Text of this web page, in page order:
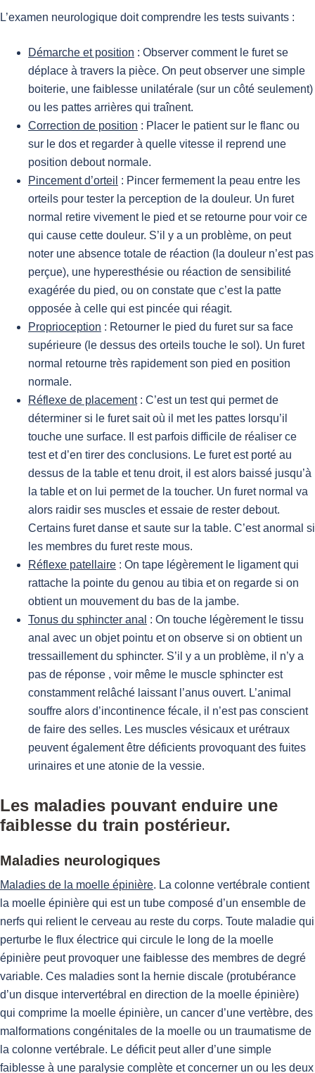
L’examen neurologique doit comprendre les tests suivants :
Démarche et position : Observer comment le furet se
déplace à travers la pièce. On peut observer une simple
boiterie, une faiblesse unilatérale (sur un côté seulement)
ou les pattes arrières qui traînent.
Correction de position : Placer le patient sur le flanc ou
sur le dos et regarder à quelle vitesse il reprend une
position debout normale.
Pincement d’orteil : Pincer fermement la peau entre les
orteils pour tester la perception de la douleur. Un furet
normal retire vivement le pied et se retourne pour voir ce
qui cause cette douleur. S’il y a un problème, on peut
noter une absence totale de réaction (la douleur n’est pas
perçue), une hyperesthésie ou réaction de sensibilité
exagérée du pied, ou on constate que c’est la patte
opposée à celle qui est pincée qui réagit.
Proprioception : Retourner le pied du furet sur sa face
supérieure (le dessus des orteils touche le sol). Un furet
normal retourne très rapidement son pied en position
normale.
Réflexe de placement: C’est un test qui permet de
déterminer si le furet sait où il met les pattes lorsqu’il
touche une surface. Il est parfois difficile de réaliser ce
test et d’en tirer des conclusions. Le furet est porté au
dessus de la table et tenu droit, il est alors baissé jusqu’à
la table et on lui permet de la toucher. Un furet normal va
alors raidir ses muscles et essaie de rester debout.
Certains furet danse et saute sur la table. C’est anormal si
les membres du furet reste mous.
Réflexe patellaire : On tape légèrement le ligament qui
rattache la pointe du genou au tibia et on regarde si on
obtient un mouvement du bas de la jambe.
Tonus du sphincter anal : On touche légèrement le tissu
anal avec un objet pointu et on observe si on obtient un
tressaillement du sphincter. S’il y a un problème, il n’y a
pas de réponse , voir même le muscle sphincter est
constamment relâché laissant l’anus ouvert. L’animal
souffre alors d’incontinence fécale, il n’est pas conscient
de faire des selles. Les muscles vésicaux et urétraux
peuvent également être déficients provoquant des fuites
urinaires et une atonie de la vessie.
Les maladies pouvant enduire une
faiblesse du train postérieur.
Maladies neurologiques
Maladies de la moelle épinière. La colonne vertébrale contient
la moelle épinière qui est un tube composé d’un ensemble de
nerfs qui relient le cerveau au reste du corps. Toute maladie qui
perturbe le flux électrice qui circule le long de la moelle
épinière peut provoquer une faiblesse des membres de degré
variable. Ces maladies sont la hernie discale (protubérance
d’un disque intervertébral en direction de la moelle épinière)
qui comprime la moelle épinière, un cancer d’une vertèbre, des
malformations congénitales de la moelle ou un traumatisme de
la colonne vertébrale. Le déficit peut aller d’une simple
faiblesse à une paralysie complète et concerner un ou les deux